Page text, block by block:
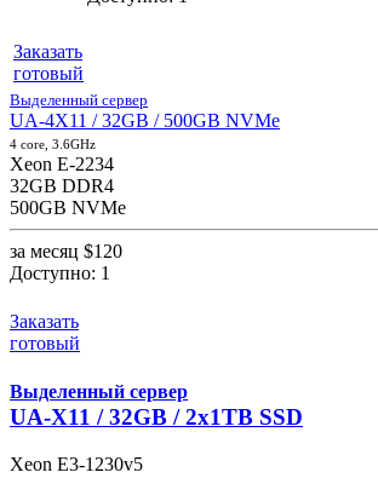
Заказать
готовый
Выделенный сервер
UA-4X11 / 32GB / 500GB NVMe
4 core, 3.6GHz
Xeon E-2234
32GB DDR4
500GB NVMe
за месяц $120
Доступно: 1
Заказать
готовый
Выделенный сервер
UA-X11 / 32GB / 2x1TB SSD
Xeon E3-1230v5